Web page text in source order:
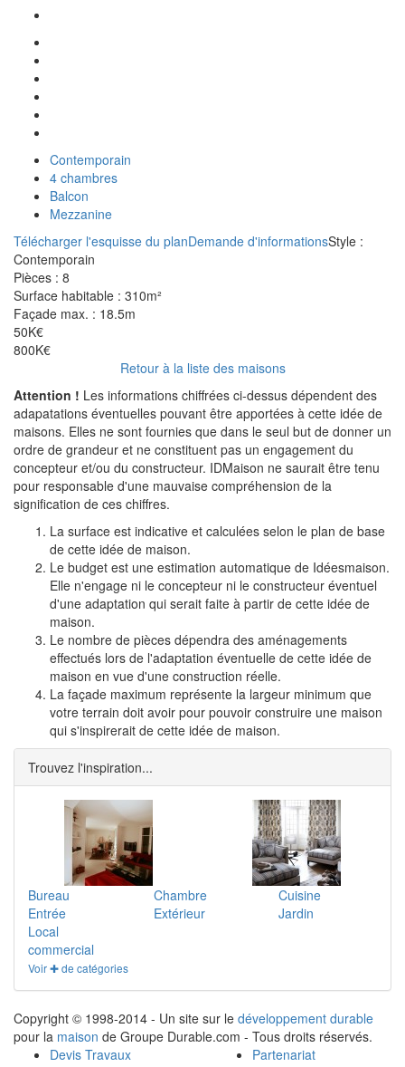
Contemporain
4 chambres
Balcon
Mezzanine
Télécharger l'esquisse du planDemande d'informationsStyle :
Contemporain
Pièces : 8
Surface habitable : 310m²
Façade max. : 18.5m
50K€
800K€
Retour à la liste des maisons
Attention ! Les informations chiffrées ci-dessus dépendent des
adapatations éventuelles pouvant être apportées à cette idée de
maisons. Elles ne sont fournies que dans le seul but de donner un
ordre de grandeur et ne constituent pas un engagement du
concepteur et/ou du constructeur. IDMaison ne saurait être tenu
pour responsable d'une mauvaise compréhension de la
signification de ces chiffres.
La surface est indicative et calculées selon le plan de base
de cette idée de maison.
Le budget est une estimation automatique de Idéesmaison.
Elle n'engage ni le concepteur ni le constructeur éventuel
d'une adaptation qui serait faite à partir de cette idée de
maison.
Le nombre de pièces dépendra des aménagements
effectués lors de l'adaptation éventuelle de cette idée de
maison en vue d'une construction réelle.
La façade maximum représente la largeur minimum que
votre terrain doit avoir pour pouvoir construire une maison
qui s'inspirerait de cette idée de maison.
Trouvez l'inspiration...
Bureau Chambre
Cuisine
Entrée
Extérieur
Jardin
Local
commercial
Voir ✚ de catégories
Copyright © 1998-2014 - Un site sur le développement durable
pour la maison de Groupe Durable.com - Tous droits réservés.
Devis Travaux
Partenariat